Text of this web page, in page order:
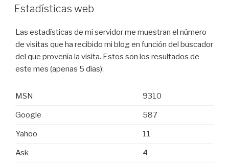
EL
Estadísticas web
Las estadísticas de mi servidor me muestran el número
de visitas que ha recibido mi blog en función del buscador
del que provenía la visita. Estos son los resultados de
este mes (apenas 5 días):
MSN 9310
Google 587
Yahoo 11
Ask 4